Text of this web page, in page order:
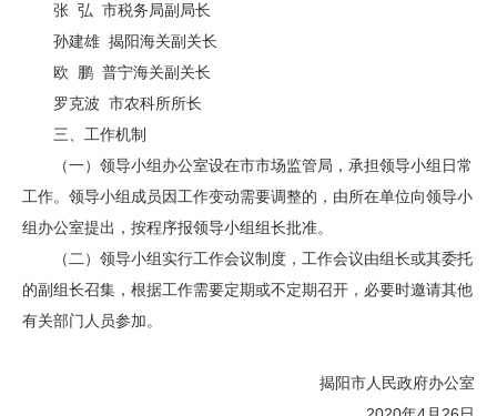
张 弘 市税务局副局长
孙建雄 揭阳海关副关长
欧 鹏 普宁海关副关长
罗克波 市农科所所长
三、工作机制
（一）领导小组办公室设在市市场监管局，承担领导小组日常
工作。领导小组成员因工作变动需要调整的，由所在单位向领导小
组办公室提出，按程序报领导小组组长批准。
（二）领导小组实行工作会议制度，工作会议由组长或其委托
的副组长召集，根据工作需要定期或不定期召开，必要时邀请其他
有关部门人员参加。
揭阳市人民政府办公室